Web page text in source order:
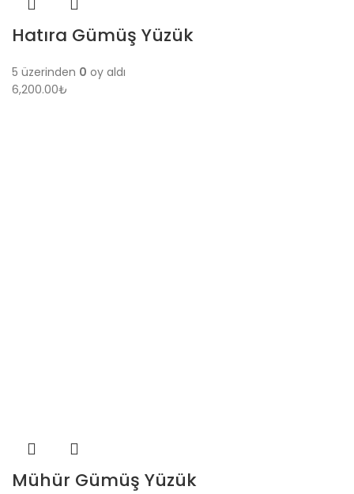
Hatıra Gümüş Yüzük
5 üzerinden 0 oy aldı
6,200.00₺
Mühür Gümüş Yüzük